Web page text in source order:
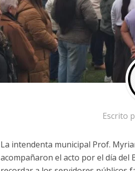
Escrito
La intendenta municipal Prof.
acompañaron el acto por el día del